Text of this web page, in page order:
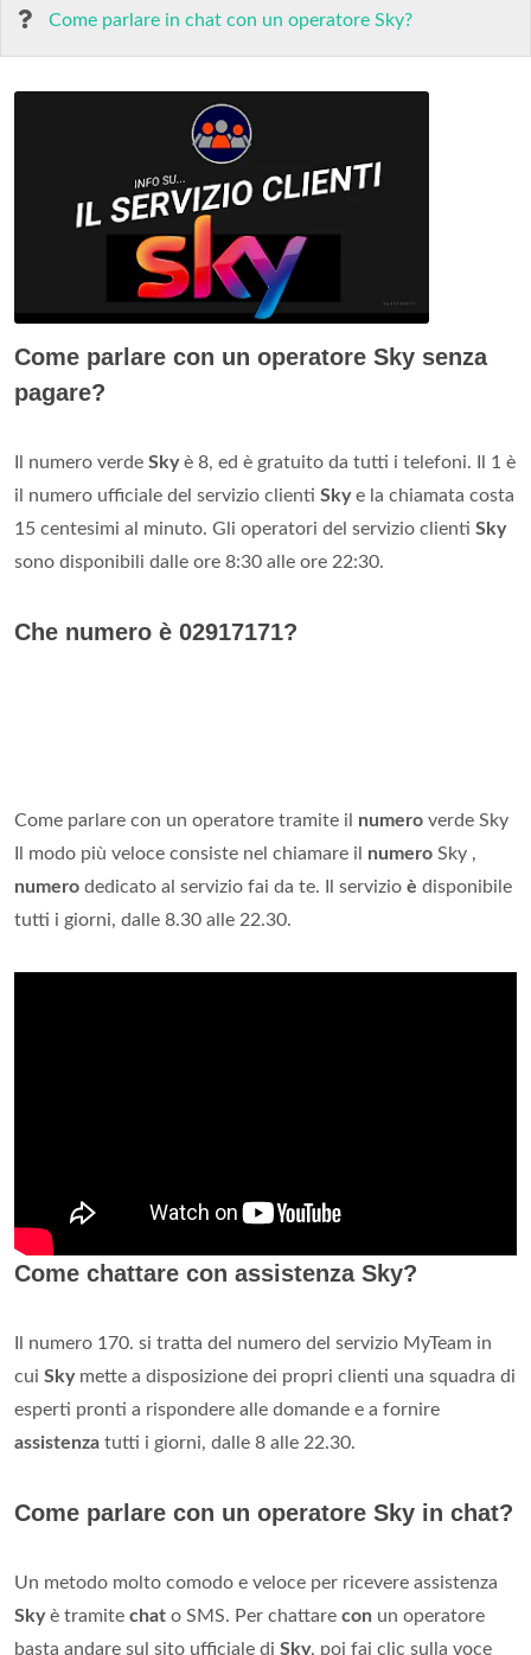
Come parlare in chat con un operatore Sky?
Come parlare con un operatore Sky senza
pagare?
Il numero verde Skyè 8, ed è gratuito da tutti i telefoni. Il 1 è
il numero ufficiale del servizio clienti Skye la chiamata costa
15 centesimi al minuto. Gli operatori del servizio clienti Sky
sono disponibili dalle ore 8:30 alle ore 22:30.
Che numero è 02917171?
Come parlare con un operatore tramite il numero verde Sky
Il modo più veloce consiste nel chiamare il numero Sky ,
numero dedicato al servizio fai da te. Il servizio è disponibile
tutti i giorni, dalle 8.30 alle 22.30.
Come chattare con assistenza Sky?
Il numero 170. si tratta del numero del servizio MyTeam in
cui Skymette a disposizione dei propri clienti una squadra di
esperti pronti a rispondere alle domande e a fornire
assistenza tutti i giorni, dalle 8 alle 22.30.
Come parlare con un operatore Sky in chat?
Un metodo molto comodo e veloce per ricevere assistenza
Skyè tramite chat o SMS. Per chattare con un operatore
basta andare sul sito ufficiale di Sky, poi fai clic sulla voce